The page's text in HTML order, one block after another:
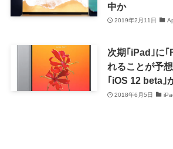
中か
2019年2月11日
次期｢iPad｣に｢
れることが予
｢iOS 12 beta｣
チに関するヒン
2018年6月5日